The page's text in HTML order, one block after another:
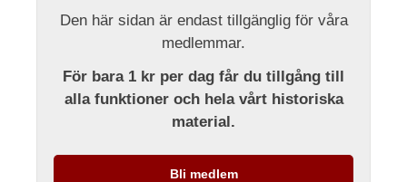
Den här sidan är endast tillgänglig för våra
medlemmar.
För bara 1 kr per dag får du tillgång till
alla funktioner och hela vårt historiska
material.
Bli medlem